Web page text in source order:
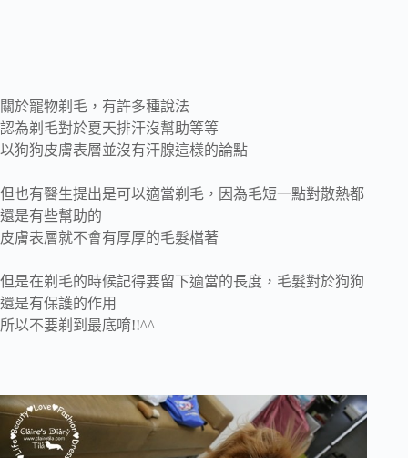
關於寵物剃毛，有許多種說法
認為剃毛對於夏天排汗沒幫助等等
以狗狗皮膚表層並沒有汗腺這樣的論點
但也有醫生提出是可以適當剃毛，因為毛短一點對散熱都
還是有些幫助的
皮膚表層就不會有厚厚的毛髮檔著
但是在剃毛的時候記得要留下適當的長度，毛髮對於狗狗
還是有保護的作用
所以不要剃到最底唷!!^^